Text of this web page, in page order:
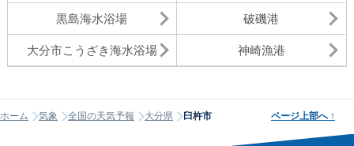
黒島海水浴場 破磯港
大分市こうざき海水浴場 神崎漁港
ホーム 気象 全国の天気予報 大分県 臼杵市 ページ上部へ ↑